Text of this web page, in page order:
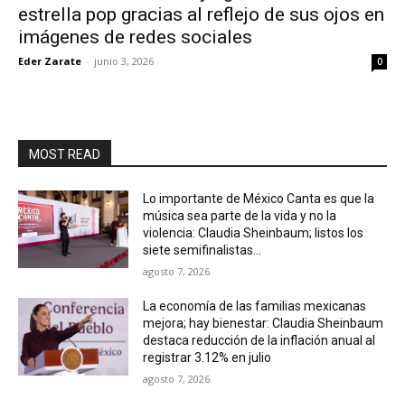
estrella pop gracias al reflejo de sus ojos en
imágenes de redes sociales
Eder Zarate - junio 3, 2026 0
MOST READ
Lo importante de México Canta es que la
música sea parte de la vida y no la
violencia: Claudia Sheinbaum; listos los
siete semifinalistas...
agosto 7, 2026
La economía de las familias mexicanas
mejora; hay bienestar: Claudia Sheinbaum
destaca reducción de la inflación anual al
registrar 3.12% en julio
agosto 7, 2026